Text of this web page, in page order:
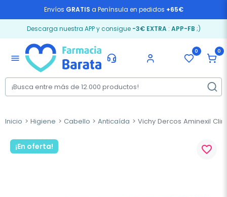
Envíos GRATIS a Península en pedidos +65€
Descarga nuestra APP y consigue -3€ EXTRA: APP-FB ;)
menu
0 0
Inicio Higiene Cabello Anticaída Vichy Dercos Aminexil
¡En oferta! favorite_border